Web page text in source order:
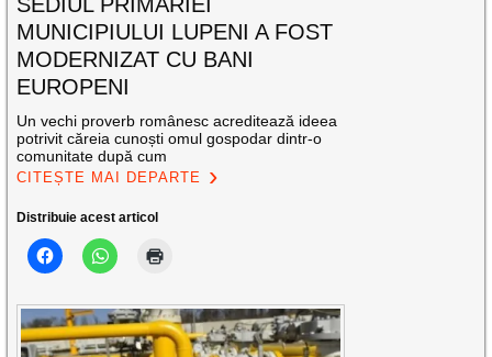
MUNICIPIULUI LUPENI A FOST
MODERNIZAT CU BANI
EUROPENI
Un vechi proverb românesc acreditează ideea
potrivit căreia cunoști omul gospodar dintr-o
comunitate după cum
CITEȘTE MAI DEPARTE
Distribuie acest articol